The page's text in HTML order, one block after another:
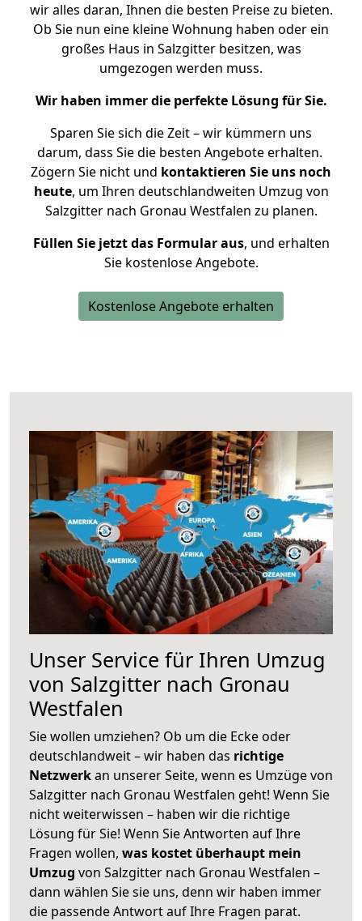
wir alles daran, Ihnen die besten Preise zu bieten.
Ob Sie nun eine kleine Wohnung haben oder ein
großes Haus in Salzgitter besitzen, was
umgezogen werden muss.
Wir haben immer die perfekte Lösung für Sie.
Sparen Sie sich die Zeit – wir kümmern uns
darum, dass Sie die besten Angebote erhalten.
Zögern Sie nicht und kontaktieren Sie uns noch
heute, um Ihren deutschlandweiten Umzug von
Salzgitter nach Gronau Westfalen zu planen.
Füllen Sie jetzt das Formular aus, und erhalten
Sie kostenlose Angebote.
Kostenlose Angebote erhalten
Unser Service für Ihren Umzug
von Salzgitter nach Gronau
Westfalen
Sie wollen umziehen? Ob um die Ecke oder
deutschlandweit – wir haben das richtige
Netzwerkan unserer Seite, wenn es Umzüge von
Salzgitter nach Gronau Westfalen geht! Wenn Sie
nicht weiterwissen – haben wir die richtige
Lösung für Sie! Wenn Sie Antworten auf Ihre
Fragen wollen, was kostet überhaupt mein
Umzug von Salzgitter nach Gronau Westfalen –
dann wählen Sie sie uns, denn wir haben immer
die passende Antwort auf Ihre Fragen parat.